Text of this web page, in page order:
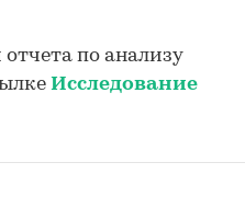
по анализу
Исследование